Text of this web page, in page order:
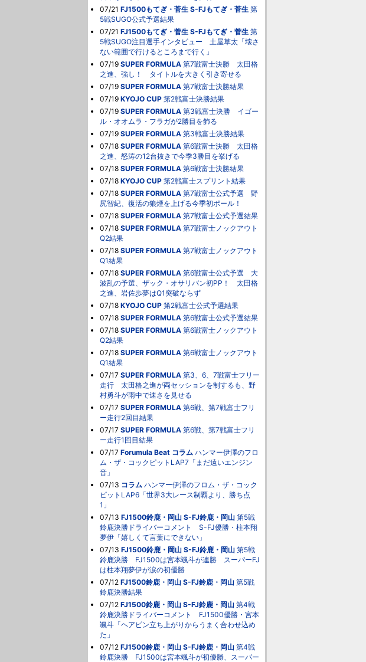
07/21 FJ1500もてぎ・菅生 S-FJもてぎ・菅生 第
5戦SUGO公式予選結果
07/21 FJ1500もてぎ・菅生 S-FJもてぎ・菅生 第
5戦SUGO注目選手インタビュー 土屋草太「壊さ
ない範囲で行けるところまで行く」
07/19 SUPER FORMULA 第7戦富士決勝 太田格
之進、強し！ タイトルを大きく引き寄せる
07/19 SUPER FORMULA 第7戦富士決勝結果
07/19 KYOJO CUP 第2戦富士決勝結果
07/19 SUPER FORMULA 第3戦富士決勝 イゴー
ル・オオムラ・フラガが2勝目を飾る
07/19 SUPER FORMULA 第3戦富士決勝結果
07/18 SUPER FORMULA 第6戦富士決勝 太田格
之進、怒涛の12台抜きで今季3勝目を挙げる
07/18 SUPER FORMULA 第6戦富士決勝結果
07/18 KYOJO CUP 第2戦富士スプリント結果
07/18 SUPER FORMULA 第7戦富士公式予選 野
尻智紀、復活の狼煙を上げる今季初ポール！
07/18 SUPER FORMULA 第7戦富士公式予選結果
07/18 SUPER FORMULA 第7戦富士ノックアウト
Q2結果
07/18 SUPER FORMULA 第7戦富士ノックアウト
Q1結果
07/18 SUPER FORMULA 第6戦富士公式予選 大
波乱の予選、ザック・オサリバン初PP！ 太田格
之進、岩佐歩夢はQ1突破ならず
07/18 KYOJO CUP 第2戦富士公式予選結果
07/18 SUPER FORMULA 第6戦富士公式予選結果
07/18 SUPER FORMULA 第6戦富士ノックアウト
Q2結果
07/18 SUPER FORMULA 第6戦富士ノックアウト
Q1結果
07/17 SUPER FORMULA 第3、6、7戦富士フリー
走行 太田格之進が両セッションを制するも、野
村勇斗が雨中で速さを見せる
07/17 SUPER FORMULA 第6戦、第7戦富士フリ
ー走行2回目結果
07/17 SUPER FORMULA 第6戦、第7戦富士フリ
ー走行1回目結果
07/17 Forumula Beat コラム ハンマー伊澤のフロ
ム・ザ・コックピットLAP7「まだ遠いエンジン
音」
07/13 コラム ハンマー伊澤のフロム・ザ・コック
ピットLAP6「世界3大レース制覇より、勝ち点
1」
07/13 FJ1500鈴鹿・岡山 S-FJ鈴鹿・岡山 第5戦
鈴鹿決勝ドライバーコメント S-FJ優勝・柱本翔
夢伊「嬉しくて言葉にできない」
07/13 FJ1500鈴鹿・岡山 S-FJ鈴鹿・岡山 第5戦
鈴鹿決勝 FJ1500は宮本颯斗が連勝 スーパーFJ
は柱本翔夢伊が涙の初優勝
07/12 FJ1500鈴鹿・岡山 S-FJ鈴鹿・岡山 第5戦
鈴鹿決勝結果
07/12 FJ1500鈴鹿・岡山 S-FJ鈴鹿・岡山 第4戦
鈴鹿決勝ドライバーコメント FJ1500優勝・宮本
颯斗「ヘアピン立ち上がりからうまく合わせ込め
た」
07/12 FJ1500鈴鹿・岡山 S-FJ鈴鹿・岡山 第4戦
鈴鹿決勝 FJ1500は宮本颯斗が初優勝、スーパー